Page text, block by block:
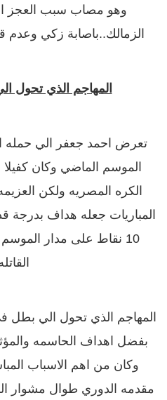
وهو مصاب سبب العجز
الزمالك..باصابة زكي وعدم
المهاجم الذي تحول
تعرض احمد جعفر الي حمله
الموسم الماضي وكان
الكره المصريه ولكن
المباريات جعله هداف بدرجة
10 نقاط على مدار
المهاجم الذي تحول الي بطل
بفضل اهداف الحاسمه
وكان من اهم الاسباب
مقدمه الدوري طوال مشوار